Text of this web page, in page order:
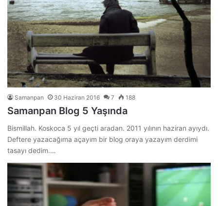
Samanpan 30 Haziran 2016 7 188
Samanpan Blog 5 Yaşında
Bismillah. Koskoca 5 yıl geçti aradan. 2011 yılının haziran ayıydı.
Deftere yazacağıma açayım bir blog oraya yazayım derdimi
tasayı dedim.…